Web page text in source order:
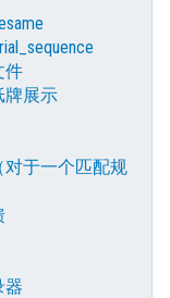
件
牌展示
于一个匹配规
器